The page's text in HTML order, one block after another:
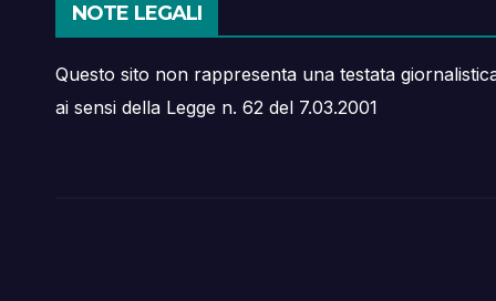
NOTE LEGALI
Questo sito non rappresenta una testata
ai sensi della Legge n. 62 del 7.03.2001